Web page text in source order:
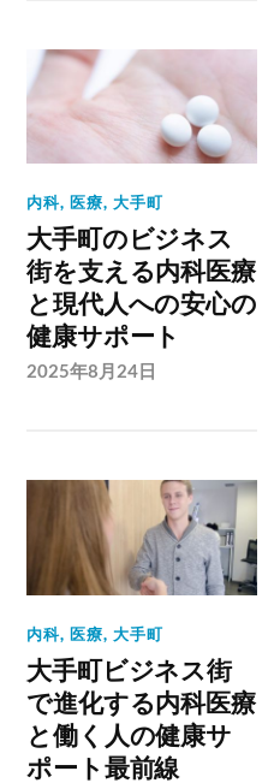
内科, 医療,大手町
大手町のビジネス
街を支える内科医療
と現代人への安心の
健康サポート
2025年8月24日
内科, 医療,大手町
大手町ビジネス街
で進化する内科医療
と働く人の健康サ
ポート最前線